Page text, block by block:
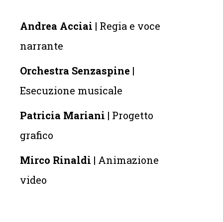
Andrea Acciai | Regia e voce
narrante
Orchestra Senzaspine |
Esecuzione musicale
Patricia Mariani | Progetto
grafico
Mirco Rinaldi | Animazione
video